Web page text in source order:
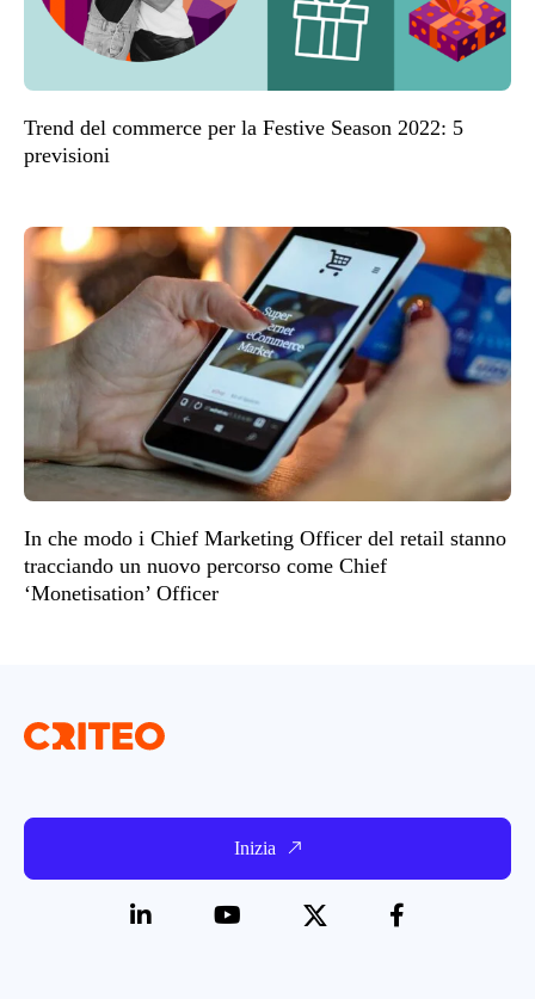
Trend del commerce per la Festive Season 2022: 5
previsioni
In che modo i Chief Marketing Officer del retail stanno
tracciando un nuovo percorso come Chief
‘Monetisation’ Officer
Inizia